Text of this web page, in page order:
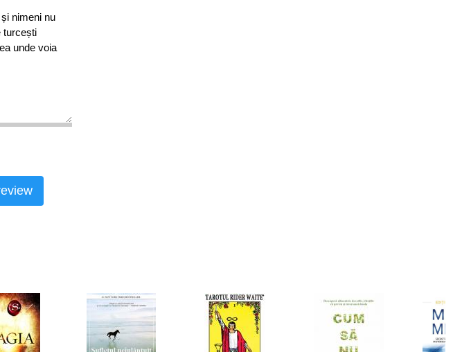
nimeni nu
turcești
unde voia